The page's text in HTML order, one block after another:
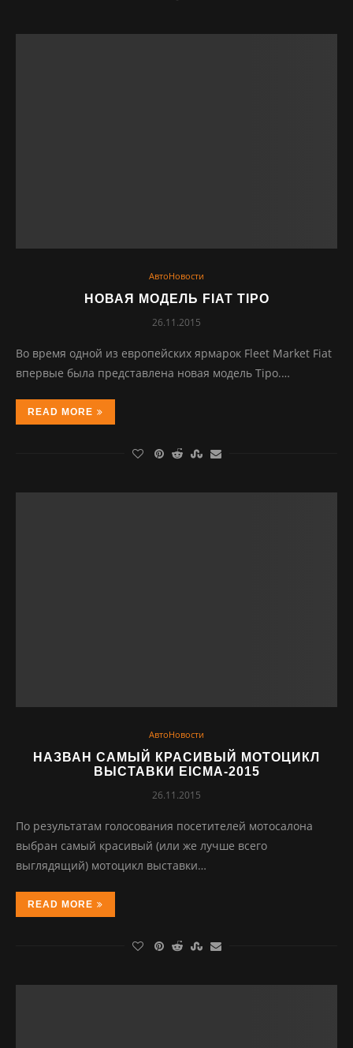
АвтоНовости
НОВАЯ МОДЕЛЬ FIAT TIPO
26.11.2015
Во время одной из европейских ярмарок Fleet Market Fiat
впервые была представлена новая модель Tipo.…
READ MORE
АвтоНовости
НАЗВАН САМЫЙ КРАСИВЫЙ МОТОЦИКЛ
ВЫСТАВКИ EICMA-2015
26.11.2015
По результатам голосования посетителей мотосалона
выбран самый красивый (или же лучше всего
выглядящий) мотоцикл выставки…
READ MORE